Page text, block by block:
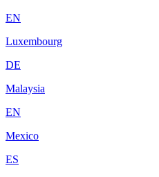
EN
Luxembourg
DE
Malaysia
EN
Mexico
ES